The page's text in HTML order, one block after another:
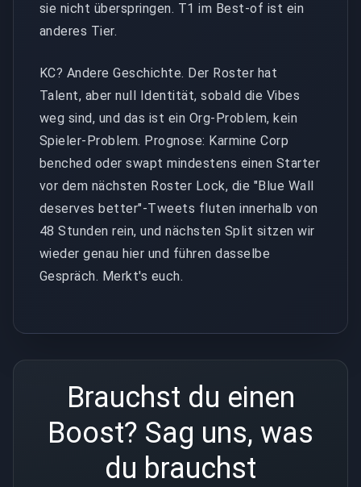
sie nicht überspringen. T1 im Best-of ist ein
anderes Tier.
KC? Andere Geschichte. Der Roster hat
Talent, aber null Identität, sobald die Vibes
weg sind, und das ist ein Org-Problem, kein
Spieler-Problem. Prognose: Karmine Corp
benched oder swapt mindestens einen Starter
vor dem nächsten Roster Lock, die "Blue Wall
deserves better"-Tweets fluten innerhalb von
48 Stunden rein, und nächsten Split sitzen wir
wieder genau hier und führen dasselbe
Gespräch. Merkt's euch.
Brauchst du einen
Boost? Sag uns, was
du brauchst